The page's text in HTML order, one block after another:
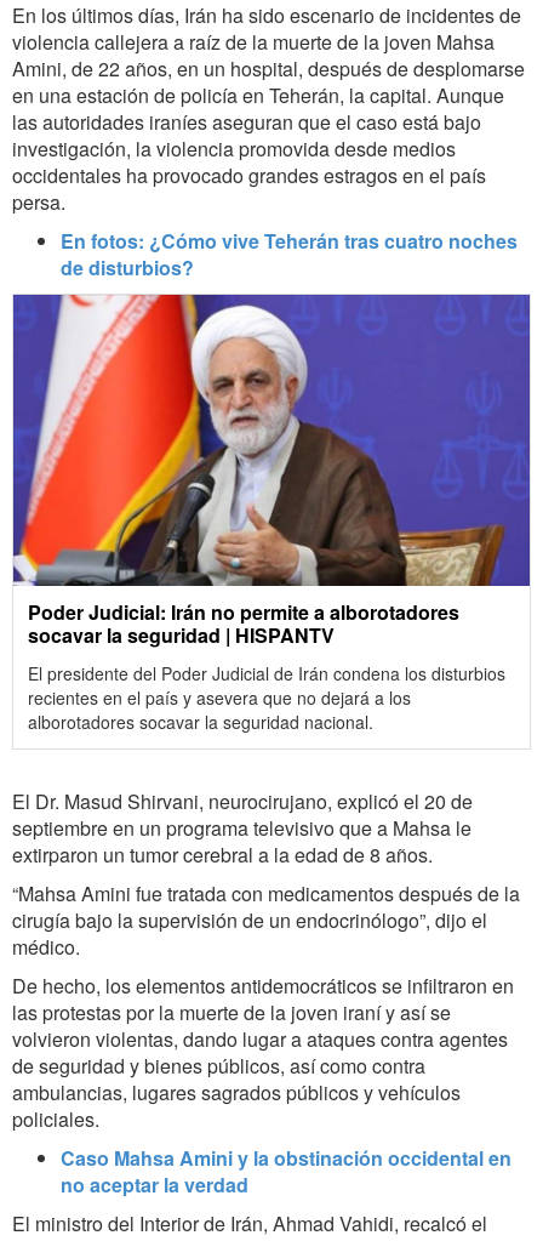
En los últimos días, Irán ha sido escenario de incidentes de
violencia callejera a raíz de la muerte de la joven Mahsa
Amini, de 22 años, en un hospital, después de desplomarse
en una estación de policía en Teherán, la capital. Aunque
las autoridades iraníes aseguran que el caso está bajo
investigación, la violencia promovida desde medios
occidentales ha provocado grandes estragos en el país
persa.
En fotos: ¿Cómo vive Teherán tras cuatro noches
de disturbios?
Poder Judicial: Irán no permite a alborotadores
socavar la seguridad | HISPANTV
El presidente del Poder Judicial de Irán condena los disturbios
recientes en el país y asevera que no dejará a los
alborotadores socavar la seguridad nacional.
El Dr. Masud Shirvani, neurocirujano, explicó el 20 de
septiembre en un programa televisivo que a Mahsa le
extirparon un tumor cerebral a la edad de 8 años.
“Mahsa Amini fue tratada con medicamentos después de la
cirugía bajo la supervisión de un endocrinólogo”, dijo el
médico.
De hecho, los elementos antidemocráticos se infiltraron en
las protestas por la muerte de la joven iraní y así se
volvieron violentas, dando lugar a ataques contra agentes
de seguridad y bienes públicos, así como contra
ambulancias, lugares sagrados públicos y vehículos
policiales.
Caso Mahsa Amini y la obstinación occidental en
no aceptar la verdad
El ministro del Interior de Irán, Ahmad Vahidi, recalcó el